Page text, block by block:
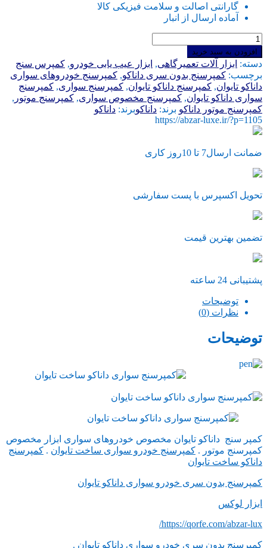
گارانتی اصالت و سلامت فیزیکی کالا
آماده ارسال از انبار
کمپرسنج
بدون
سری
خودرو
سواری
داناکو
تایوان
عدد
افزودن به سبد خرید
دسته: ابزار آلات تعمیرگاهی, ابزار عیب یابی خودرو, کمپرس سنج
برچسب: کمپرسنج بدون سری داناکو, کمپرسنج خودروهای سواری
داناکو تایوان, کمپرسنج داناکو تایوان, کمپرسنج سواری, کمپرسنج
سواری داناکو تایوان, کمپرسنج مخصوص سواری, کمپرسنج موتور ,
کمپرسنج موتور داناکو برند: داناکوبرند: داناکو
https://abzar-luxe.ir/?p=1105
ضمانت ارسال7 تا 10روز کاری
تحویل اکسپرس با پست سفارشی
تضمین بهترین قیمت
پشتیبانی 24 ساعته
توضیحات
نظرات (0)
توضیحات
کمپر سنج داناکو تایوان مخصوص خودروهای سواری ابزار مخصوص
کمپرسنج موتور . کمپرسنج خودرو سواری ساخت تایوان . کمپرسنج
داناکو ساخت تایوان
کمپرسنج بدون سری خودرو سواری داناکو تایوان
ابزار لوکس
https://qorfe.com/abzar-lux/
کمپرسنج بدون سری خودرو سواری داناکو تایوان .